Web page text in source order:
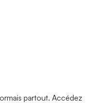
partout. Accédez